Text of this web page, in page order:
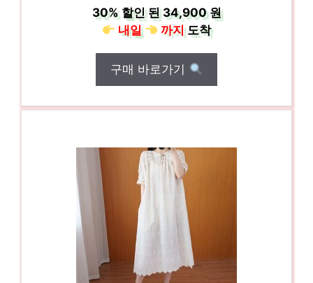
30%할인 된34,900 원
내일
까지도착
구매 바로가기